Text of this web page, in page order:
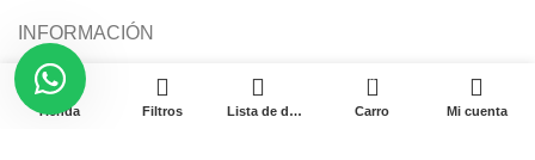
INFORMACIÓN
Nosotros
Tienda Filtros Lista de deseos
0
Carro Mi cuenta